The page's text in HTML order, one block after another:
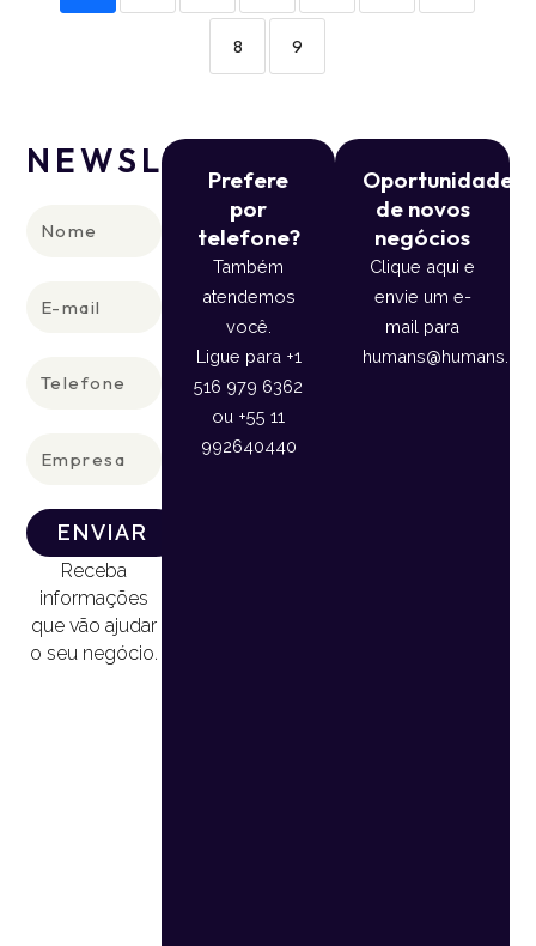
8 9
NEWSLETTER
ENVIAR
Receba
informações
que vão ajudar
o seu negócio.
Prefere
por
telefone?
Também
atendemos
você.
Ligue para +1
516 979 6362
ou +55 11
992640440
Oportunidade
de novos
negócios
Clique aqui e
envie um e-
mail para